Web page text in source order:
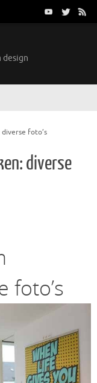
design
foto’s
diverse
foto’s